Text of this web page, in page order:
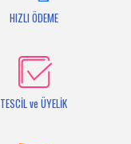
HIZLI ÖDEME
TESCİL ve ÜYELİK